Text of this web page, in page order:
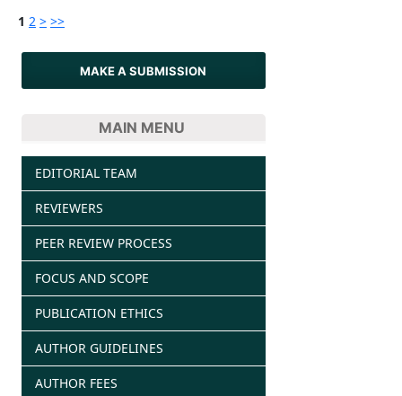
1 2 > >>
MAKE A SUBMISSION
MAIN MENU
EDITORIAL TEAM
REVIEWERS
PEER REVIEW PROCESS
FOCUS AND SCOPE
PUBLICATION ETHICS
AUTHOR GUIDELINES
AUTHOR FEES